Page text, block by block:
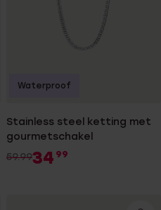
Stainless steel ketting met
gourmetschakel
59.9934 99
Waterproof